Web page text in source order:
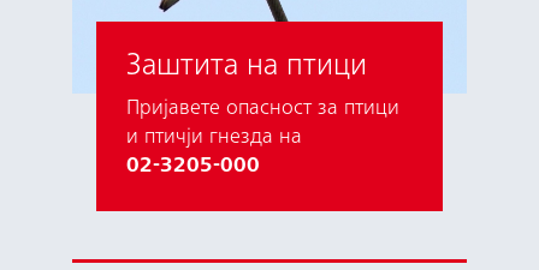
Заштита на птици
Пријавете опасност за птици
и птичји гнезда на
02-3205-000